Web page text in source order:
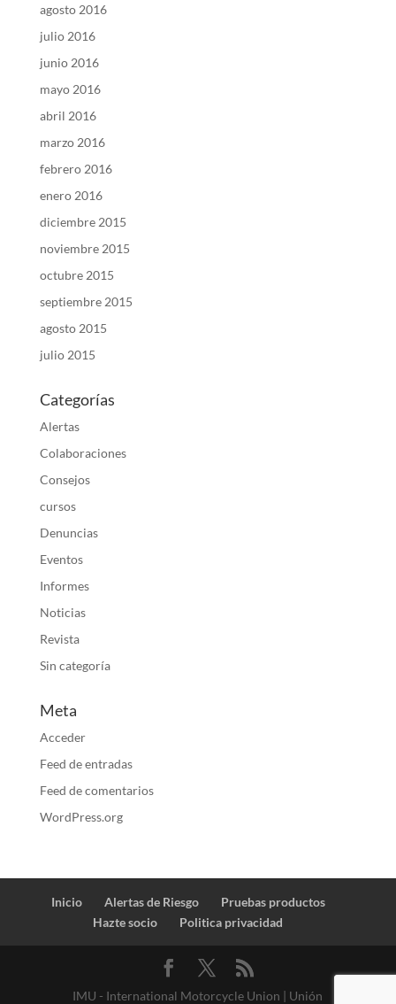
agosto 2016
julio 2016
junio 2016
mayo 2016
abril 2016
marzo 2016
febrero 2016
enero 2016
diciembre 2015
noviembre 2015
octubre 2015
septiembre 2015
agosto 2015
julio 2015
Categorías
Alertas
Colaboraciones
Consejos
cursos
Denuncias
Eventos
Informes
Noticias
Revista
Sin categoría
Meta
Acceder
Feed de entradas
Feed de comentarios
WordPress.org
Inicio Alertas de Riesgo
Pruebas productos
Hazte socio
Politica privacidad
IMU - International Motorcycle Union | Unión